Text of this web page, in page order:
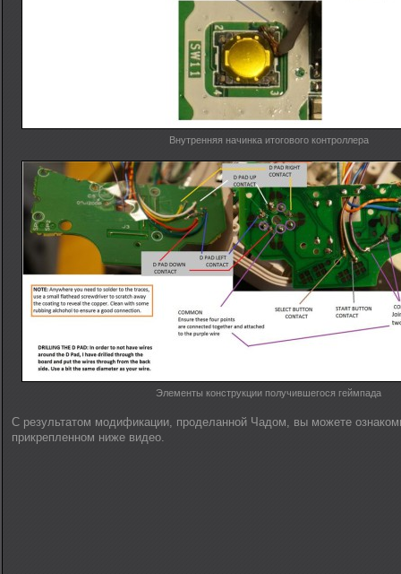
Внутренняя начинка итогового контроллера
Элементы конструкции получившегося геймпада
С результатом модификации, проделанной Чадом, вы можете
прикрепленном ниже видео.